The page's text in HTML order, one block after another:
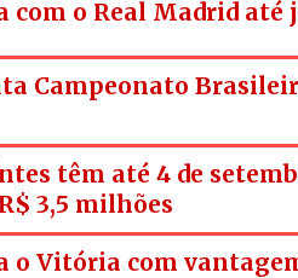
o Real Madrid até
Campeonato
têm até 4 de
3,5 milhões
Vitória com